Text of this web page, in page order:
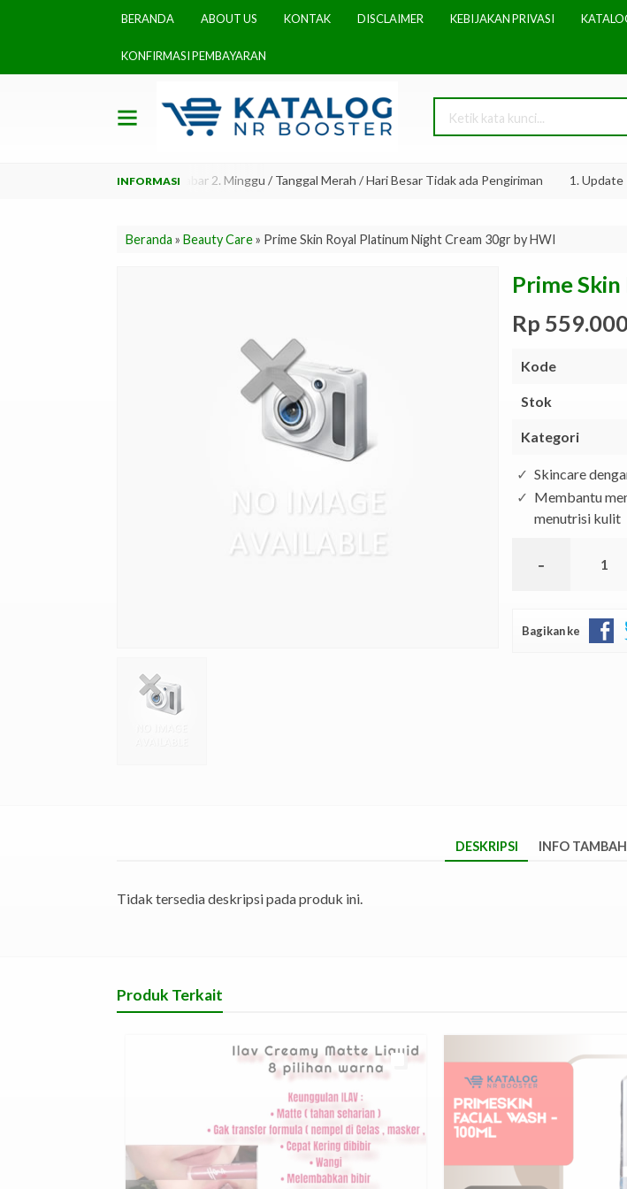
BERANDA ABOUT US KONTAK DISCLAIMER KEBIJAKAN PRIVASI
KONFIRMASI PEMBAYARAN
2x24 jam, mohon bersabar 2. Minggu / Tanggal Merah / Hari Besar Tidak ada Pengiriman 1. Update
Beranda » Beauty Care» Prime Skin Royal Platinum Night Cream 30gr by HWI
Prime
Rp
Kode
Stok
Kategori
Skincare
Membantu
menutrisi kulit
-
Bagikan ke
DESKRIPSI INFO
Tidak tersedia deskripsi pada produk ini.
Produk Terkait